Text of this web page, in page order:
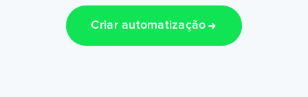
Criar automatização